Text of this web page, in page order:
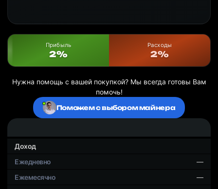
Прибыль
2%
Расходы
2%
Нужна помощь с вашей покупкой? Мы всегда готовы Вам
помочь!
Поможем с выбором майнера
Доход
—
—